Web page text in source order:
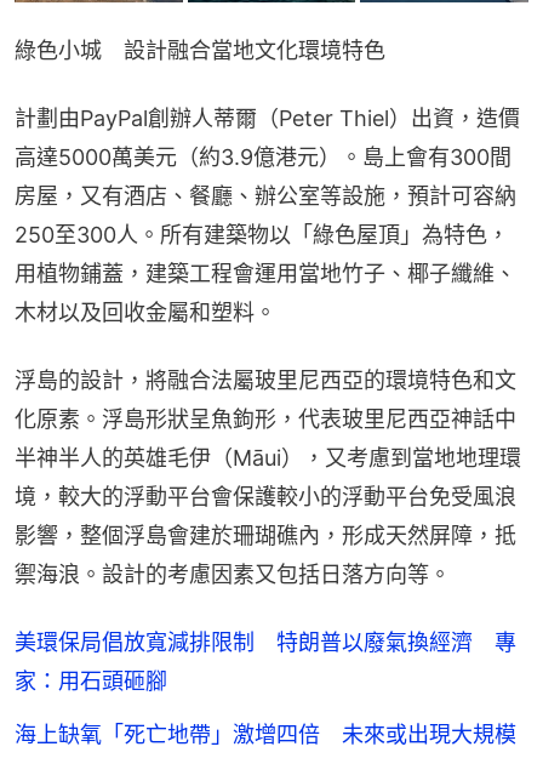
綠色小城　設計融合當地文化環境特色
計劃由PayPal創辦人蒂爾（Peter Thiel）出資，造價
高達5000萬美元（約3.9億港元）。島上會有300間
房屋，又有酒店、餐廳、辦公室等設施，預計可容納
250至300人。所有建築物以「綠色屋頂」為特色，
用植物鋪蓋，建築工程會運用當地竹子、椰子纖維、
木材以及回收金屬和塑料。
浮島的設計，將融合法屬玻里尼西亞的環境特色和文
化原素。浮島形狀呈魚鉤形，代表玻里尼西亞神話中
半神半人的英雄毛伊（Māui），又考慮到當地地理環
境，較大的浮動平台會保護較小的浮動平台免受風浪
影響，整個浮島會建於珊瑚礁內，形成天然屏障，抵
禦海浪。設計的考慮因素又包括日落方向等。
美環保局倡放寬減排限制 特朗普以廢氣換經濟 專
家：用石頭砸腳
海上缺氧「死亡地帶」激增四倍 未來或出現大規模